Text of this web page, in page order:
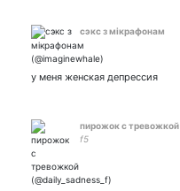
сэкс з мікрафонам
у меня женская депрессия
пирожок с тревожкой
f5